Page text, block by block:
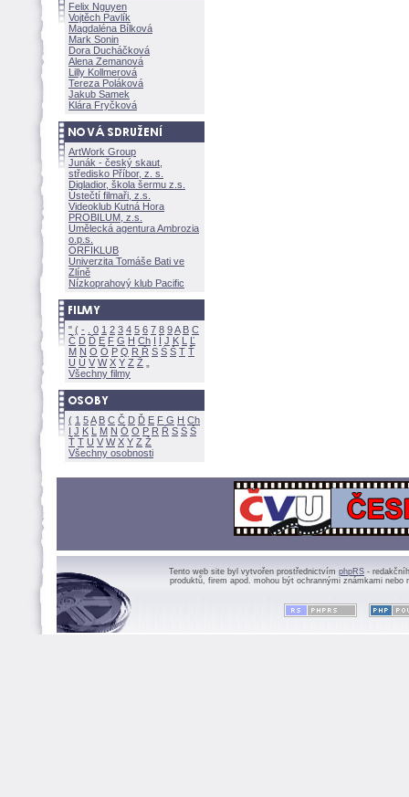
Felix Nguyen
Vojtěch Pavlík
Magdaléna Bílkov
Mark Sonin
Dora Ducháčkov
Alena Zemanov
Lilly Kollmerov
Tereza Polákov
Jakub Samek
Klára Fryčkov
ArtWork Group
Junák - český skaut,
středisko Příbor, z. s.
Digladior, škola šermu z.s.
Ústečtí filmaři, z.s.
Videoklub Kutná Hora
PROBILUM, z.s.
Umělecká agentura Ambrozia
o.p.s.
ORFIKLUB
Univerzita Tomáše Bati ve
Zlíně
Nízkoprahový klub Pacific
" ( - 0 1 2 3 4 5 6 7 8 9A B C
Č D Ď E F G H Ch I Í J K L
Ľ
M N O Ó P Q R Ř S Ś T Ť
U Ú V W X Y Z
Všechny filmy
( 1 5A B C Č D Ď E F G H Ch
I J K L M N Ó O P R Ř S Ś
Ť T U V W X Y Z
Všechny osobnosti
Tento web site byl vytvořen prostřednictvím phpRS -
produktů, firem apod. mohou být ochrannými známkami